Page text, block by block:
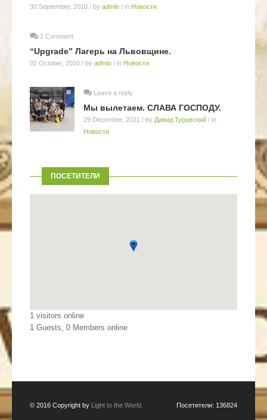
30 September, 2010 / by admin / in Новости
1 Comment
“Upgrade” Лагерь на Львовщине.
02 October, 2010 / by admin / in Новости
Leave a reply
Мы вылетаем. СЛАВА ГОСПОДУ.
29 December, 2021 / by Давид Туровский / in
Новости
ПОСЕТИТЕЛИ
1 visitors online
1 Guests, 0 Members online
© 2016 Copyright by Light to the World. Посетители: 136824